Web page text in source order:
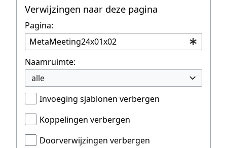
Verwijzingen naar deze pagina
Pagina:
Naamruimte:
alle
Invoeging sjablonen verbergen
Koppelingen verbergen
Doorverwijzingen verbergen